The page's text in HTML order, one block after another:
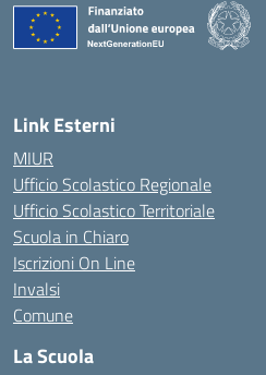
Link Esterni
MIUR
Ufficio Scolastico Regionale
Ufficio Scolastico Territoriale
Scuola in Chiaro
Iscrizioni On Line
Invalsi
Comune
La Scuola